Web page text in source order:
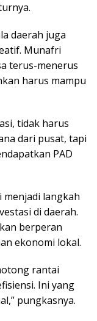
daerah juga
Munafri
terus-menerus
harus mampu
tidak harus
dari pusat, tapi
PAD
langkah
di daerah.
berperan
ekonomi lokal.
rantai
Ini yang
pungkasnya.